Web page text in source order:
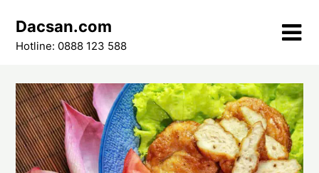
content
Dacsan.com
Hotline: 0888 123 588